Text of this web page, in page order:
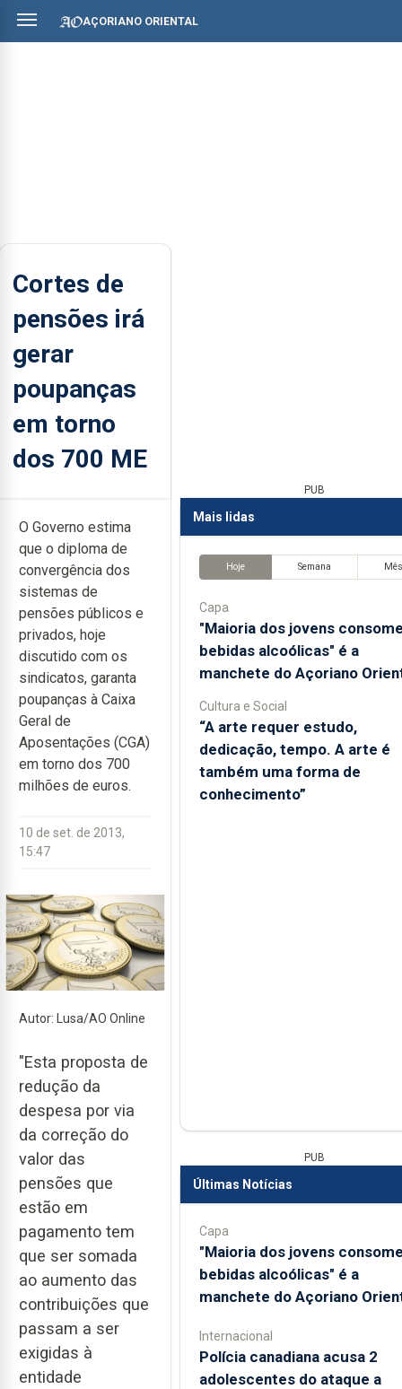
AÇORIANO ORIENTAL
Cortes de
pensões irá
gerar
poupanças
em torno
dos 700 ME
O Governo estima
que o diploma de
convergência dos
sistemas de
pensões públicos e
privados, hoje
discutido com os
sindicatos, garanta
poupanças à Caixa
Geral de
Aposentações (CGA)
em torno dos 700
milhões de euros.
10 de set. de 2013,
15:47
Autor: Lusa/AO Online
"Esta proposta de
redução da
despesa por via
da correção do
valor das
pensões que
estão em
pagamento tem
que ser somada
ao aumento das
contribuições que
passam a ser
exigidas à
entidade
PUB
Mais lidas
Hoje Semana
Capa
"Maioria dos jovens
bebidas alcoólicas" é a
manchete do Açoriano
Cultura e Social
“A arte requer estudo,
dedicação, tempo. A arte é
também uma forma de
conhecimento”
PUB
Últimas Notícias
Capa
"Maioria dos jovens
bebidas alcoólicas" é a
manchete do Açoriano
Internacional
Polícia canadiana acusa 2
adolescentes do ataque a